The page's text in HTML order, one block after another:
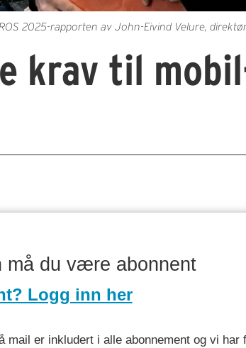
2025-rapporten av John-Eivind Velure,
krav til
må du være abonnent
Logg inn her
er inkludert i alle abonnement og vi har